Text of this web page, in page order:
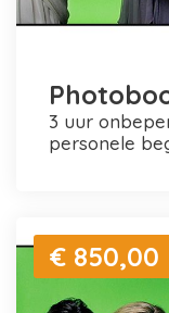
3 uur onbeperkt foto's maken en printen +
personele
€ 850,00